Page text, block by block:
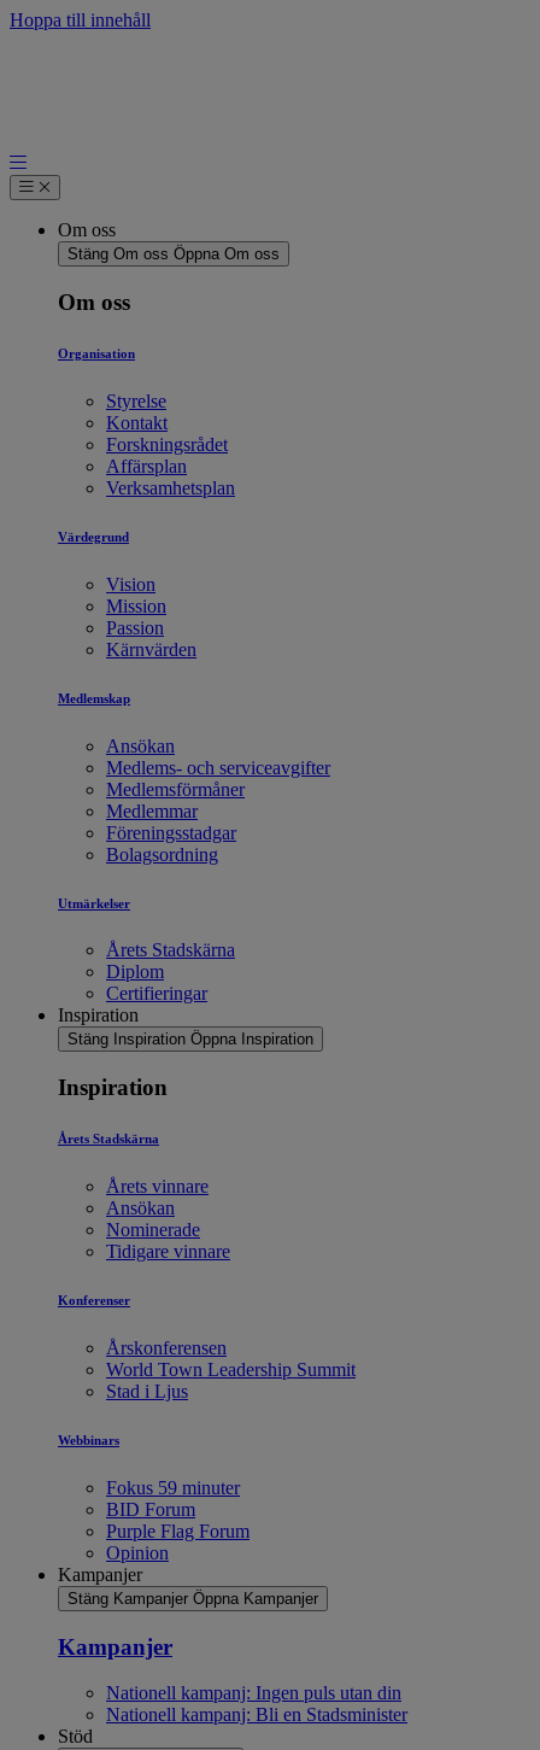
Hoppa till innehåll
Om oss
Stäng Om oss Öppna Om oss
Om oss
Organisation
Styrelse
Kontakt
Forskningsrådet
Affärsplan
Verksamhetsplan
Värdegrund
Vision
Mission
Passion
Kärnvärden
Medlemskap
Ansökan
Medlems- och serviceavgifter
Medlemsförmåner
Medlemmar
Föreningsstadgar
Bolagsordning
Utmärkelser
Årets Stadskärna
Diplom
Certifieringar
Inspiration
Stäng Inspiration Öppna Inspiration
Inspiration
Årets Stadskärna
Årets vinnare
Ansökan
Nominerade
Tidigare vinnare
Konferenser
Årskonferensen
World Town Leadership Summit
Stad i Ljus
Webbinars
Fokus 59 minuter
BID Forum
Purple Flag Forum
Opinion
Kampanjer
Stäng Kampanjer Öppna Kampanjer
Kampanjer
Nationell kampanj: Ingen puls utan din
Nationell kampanj: Bli en Stadsminister
Stöd